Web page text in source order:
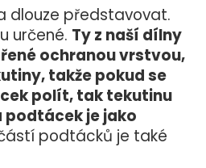
dlouze představovat.
určené. Ty z naší dílny
ochranou vrstvou,
takže pokud se
polít, tak tekutinu
podtácek je jako
podtácků je také